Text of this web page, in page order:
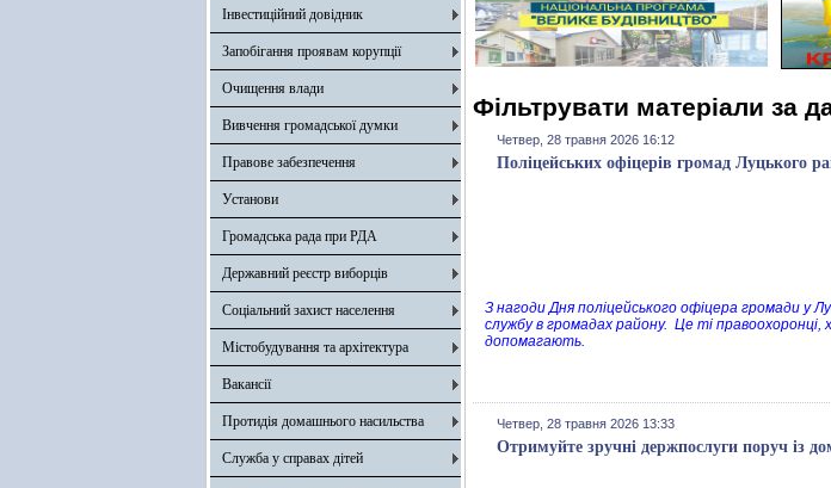
Інвестиційний довідник
Запобігання проявам корупції
Очищення влади
Вивчення громадської думки
Правове забезпечення
Установи
Громадська рада при РДА
Державний реєстр виборців
Соціальний захист населення
Містобудування та архітектура
Вакансії
Протидія домашнього насильства
Служба у справах дітей
Фільтрувати матеріали за
Четвер, 28 травня 2026 16:12
Поліцейських офіцерів громад Луцького
З нагоди Дня поліцейського офіцера громади у
службу в громадах району. Це ті
допомагають.
Четвер, 28 травня 2026 13:33
Отримуйте зручні держпослуги поруч із